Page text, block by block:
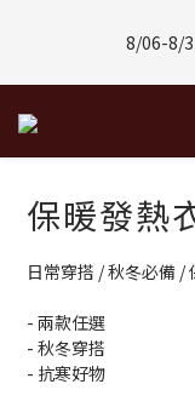
8/06-8/
8/08-8/
8/01-8/31 | 任選2件
保暖發熱
日常穿搭 / 秋冬必備 /
- 兩款任選
- 秋冬穿搭
- 抗寒好物